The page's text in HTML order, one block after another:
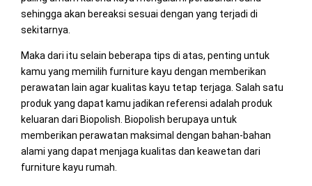
sehingga akan bereaksi sesuai dengan yang terjadi di
sekitarnya.
Maka dari itu selain beberapa tips di atas, penting untuk
kamu yang memilih furniture kayu dengan memberikan
perawatan lain agar kualitas kayu tetap terjaga. Salah satu
produk yang dapat kamu jadikan referensi adalah produk
keluaran dari Biopolish. Biopolish berupaya untuk
memberikan perawatan maksimal dengan bahan-bahan
alami yang dapat menjaga kualitas dan keawetan dari
furniture kayu rumah.